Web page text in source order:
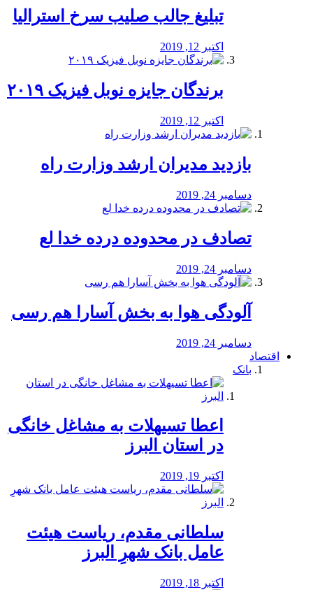
تبلیغ جالب صلیب سرخ استرالیا
اکتبر 12, 2019
برندگان جایزه نوبل فیزیک ۲۰۱۹
اکتبر 12, 2019
بازدید مدیران ارشد وزارت راه
دسامبر 24, 2019
تصادف در محدوده درده خدا لع
دسامبر 24, 2019
آلودگی هوا به بخش آسارا هم رسی
دسامبر 24, 2019
اقتصاد
بانک
️اعطا تسیهلات به مشاغل خانگی
در استان البرز
اکتبر 19, 2019
سلطانی مقدم، ریاست هیئت
عامل بانک شهرِ البرز
اکتبر 18, 2019